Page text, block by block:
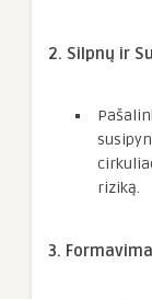
2. Silpnų ir
riziką.
3.